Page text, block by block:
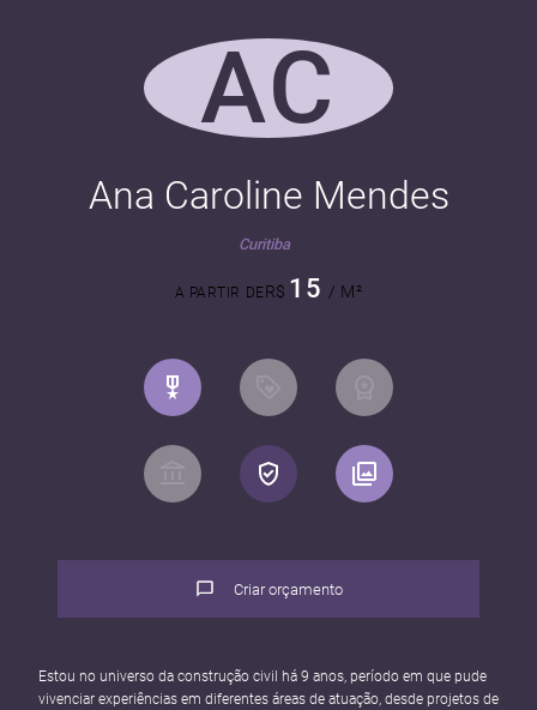
AC
Ana Caroline Mendes
Curitiba
A PARTIR DER$ 15 / M²
Criar orçamento
Estou no universo da construção civil há 9 anos, período em que pude
vivenciar experiências em diferentes áreas de atuação, desde projetos de